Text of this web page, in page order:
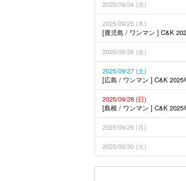
2025/09/24 (水)
2025/09/25 (木)
[鹿児島 / ワンマン ] C&K
2025/09/26 (金)
2025/09/27 (土)
[広島 / ワンマン ] C&K 2025
2025/09/28 (日)
[島根 / ワンマン ] C&K 2025
2025/09/29 (月)
2025/09/30 (火)